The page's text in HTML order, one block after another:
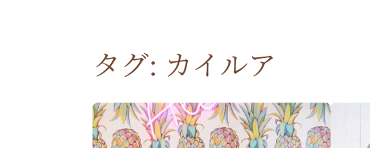
タグ: カイルア